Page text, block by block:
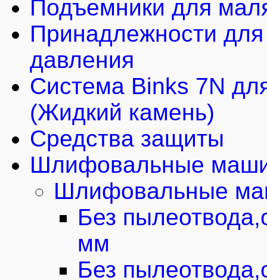
Подъемники для
Принадлежности для
давления
Система Binks 7N
(Жидкий камень)
Средства защиты
Шлифовальные
Шлифовальные
Без
мм
Без